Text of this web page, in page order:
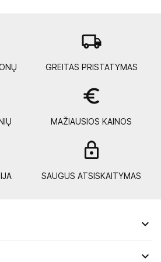
local_shipping
GREITAS PRISTATYMAS
euro_symbol
MAŽIAUSIOS KAINOS
SAUGUS ATSISKAITYMAS

